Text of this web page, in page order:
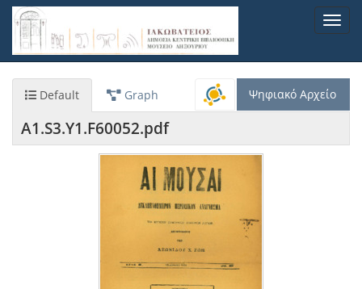
Παράκαμψη
προς
κυρίως
Default Graph Ψηφιακό Αρχείο
A1.S3.Y1.F60052.pdf